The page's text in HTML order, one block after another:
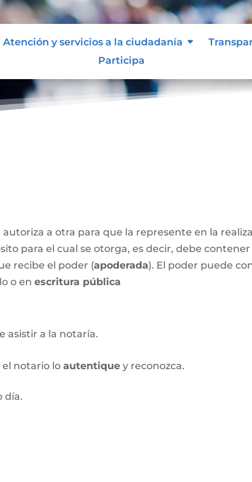
Atención y servicios a la ciudadanía
Participa
a otra para que la represente en la
para el cual se otorga, es decir, debe
recibe el poder (apoderada). El poder puede
o enescritura pública
asistir a la notaría.
el notario loautentique y reconozca.
día.